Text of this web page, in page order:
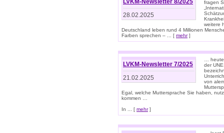
LVKM-Newsletter 8/2025
28.02.2025
fragen
weitere
Deutschland leben rund 4 Millionen
Farben sprechen – ... [ mehr]
LVKM-Newsletter 7/2025
21.02.2025
…
der
von
Egal, welche Muttersprache Sie haben,
kommen …
In ... [ mehr]